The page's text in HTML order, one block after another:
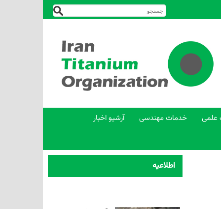
علمی خدمات مهندسی آرشیو اخبار
اطلاعیه
بزرگترین و تخصصی ترین